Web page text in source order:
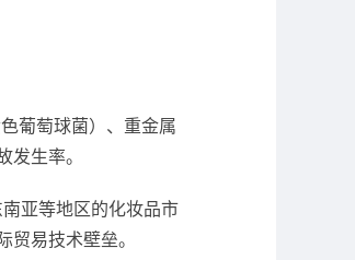
葡萄球菌）、重金属
发生率。
亚等地区的化妆品市
易技术壁垒。